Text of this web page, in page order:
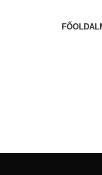
FŐOLDAL